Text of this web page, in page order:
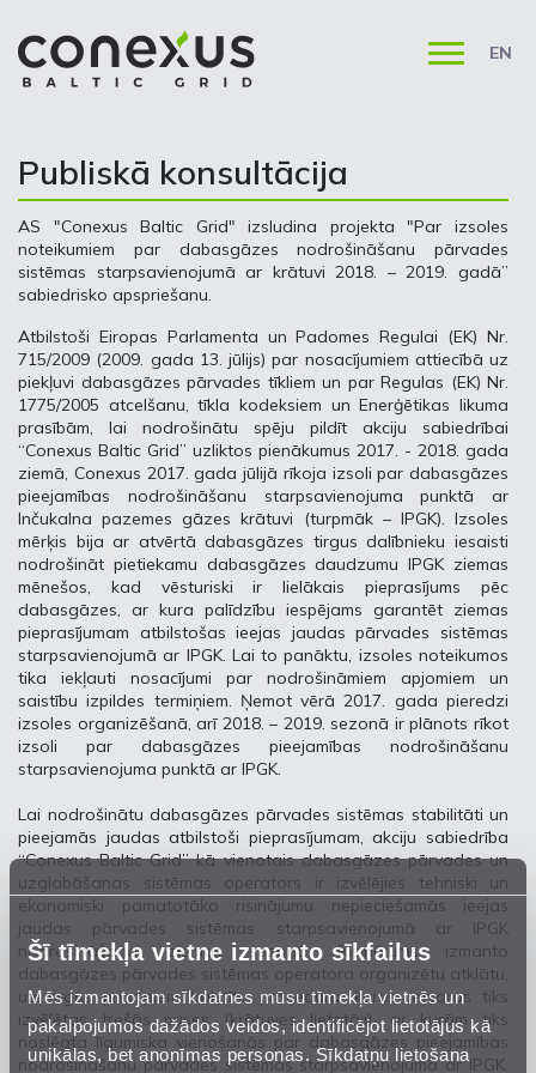
Šī tīmekļa vietne izmanto sīkfailus
Mēs izmantojam sīkdatnes mūsu tīmekļa vietnēs un
pakalpojumos dažādos veidos, identificējot lietotājus kā
unikālas, bet anonīmas personas. Sīkdatņu lietošana
EN
Publiskā konsultācija
AS "Conexus Baltic Grid" izsludina projekta "Par izsoles
noteikumiem par dabasgāzes nodrošināšanu pārvades
sistēmas starpsavienojumā ar krātuvi 2018. – 2019. gadā”
sabiedrisko apspriešanu.
Atbilstoši Eiropas Parlamenta un Padomes Regulai (EK) Nr.
715/2009 (2009. gada 13. jūlijs) par nosacījumiem attiecībā uz
piekļuvi dabasgāzes pārvades tīkliem un par Regulas (EK) Nr.
1775/2005 atcelšanu, tīkla kodeksiem un Enerģētikas likuma
prasībām, lai nodrošinātu spēju pildīt akciju sabiedrībai
“Conexus Baltic Grid” uzliktos pienākumus 2017. - 2018. gada
ziemā, Conexus 2017. gada jūlijā rīkoja izsoli par dabasgāzes
pieejamības nodrošināšanu starpsavienojuma punktā ar
Inčukalna pazemes gāzes krātuvi (turpmāk – IPGK). Izsoles
mērķis bija ar atvērtā dabasgāzes tirgus dalībnieku iesaisti
nodrošināt pietiekamu dabasgāzes daudzumu IPGK ziemas
mēnešos, kad vēsturiski ir lielākais pieprasījums pēc
dabasgāzes, ar kura palīdzību iespējams garantēt ziemas
pieprasījumam atbilstošas ieejas jaudas pārvades sistēmas
starpsavienojumā ar IPGK. Lai to panāktu, izsoles noteikumos
tika iekļauti nosacījumi par nodrošināmiem apjomiem un
saistību izpildes termiņiem. Ņemot vērā 2017. gada pieredzi
izsoles organizēšanā, arī 2018. – 2019. sezonā ir plānots rīkot
izsoli par dabasgāzes pieejamības nodrošināšanu
starpsavienojuma punktā ar IPGK.
Lai nodrošinātu dabasgāzes pārvades sistēmas stabilitāti un
pieejamās jaudas atbilstoši pieprasījumam, akciju sabiedrība
“Conexus Baltic Grid” kā vienotais dabasgāzes pārvades un
uzglabāšanas sistēmas operators ir izvēlējies tehniski un
ekonomiski pamatotāko risinājumu nepieciešamās ieejas
jaudas pārvades sistēmas starpsavienojumā ar IPGK
nodrošināšanai ziemas sezonā. Risinājums izmanto
dabasgāzes pārvades sistēmas operatora organizētu atklātu,
uz tirgus principiem balstītu procedūru, kuras ietvaros tiks
izvēlētas trešās puses (krātuves lietotāji), ar kurām tiks
noslēgta līgumiska vienošanās par dabasgāzes pieejamības
nodrošināšanu pārvades sistēmas starpsavienojumā ar IPGK,